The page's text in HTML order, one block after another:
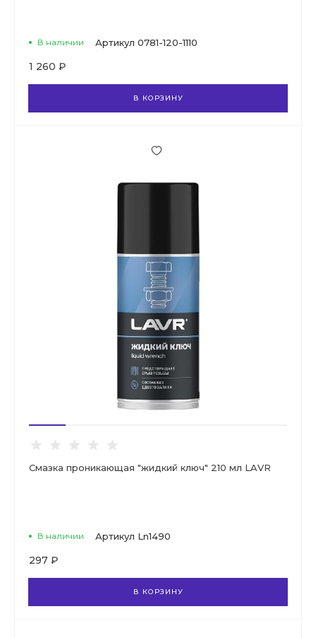
В наличии Артикул 0781-120-1110
1 260 ₽
В КОРЗИНУ
Смазка проникающая "жидкий ключ" 210 мл LAVR
В наличии Артикул Ln1490
297 ₽
В КОРЗИНУ